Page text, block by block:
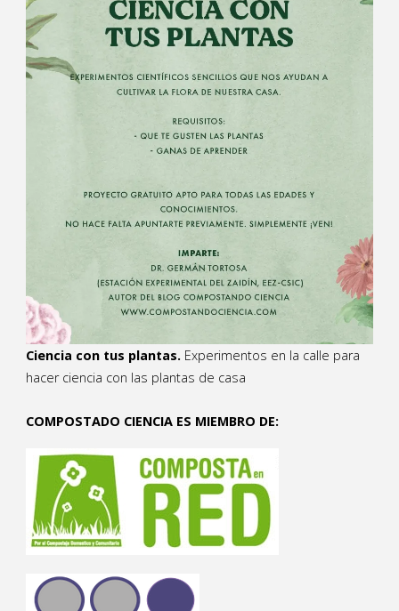
Ciencia con tus plantas. Experimentos en la calle para
hacer ciencia con las plantas de casa
COMPOSTADO CIENCIA ES MIEMBRO DE: